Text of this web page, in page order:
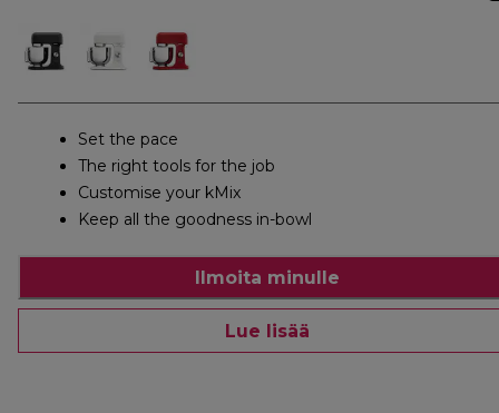
Set the pace
The right tools for the job
Customise your kMix
Keep all the goodness in-bowl
Ilmoita minulle
Lue lisää